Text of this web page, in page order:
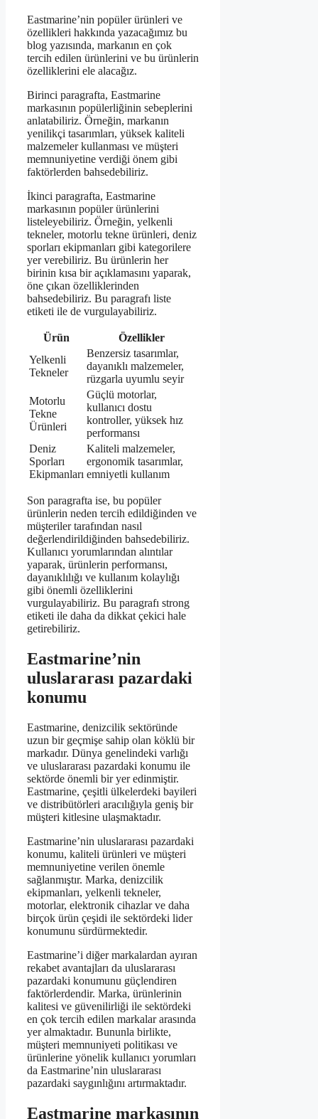
Eastmarine’nin popüler ürünleri ve
özellikleri hakkında yazacağımız bu
blog yazısında, markanın en çok
tercih edilen ürünlerini ve bu ürünlerin
özelliklerini ele alacağız.
Birinci paragrafta, Eastmarine
markasının popülerliğinin sebeplerini
anlatabiliriz. Örneğin, markanın
yenilikçi tasarımları, yüksek kaliteli
malzemeler kullanması ve müşteri
memnuniyetine verdiği önem gibi
faktörlerden bahsedebiliriz.
İkinci paragrafta, Eastmarine
markasının popüler ürünlerini
listeleyebiliriz. Örneğin, yelkenli
tekneler, motorlu tekne ürünleri, deniz
sporları ekipmanları gibi kategorilere
yer verebiliriz. Bu ürünlerin her
birinin kısa bir açıklamasını yaparak,
öne çıkan özelliklerinden
bahsedebiliriz. Bu paragrafı liste
etiketi ile de vurgulayabiliriz.
Ürün
Özellikler
Yelkenli
Tekneler
Benzersiz tasarımlar,
dayanıklı malzemeler,
rüzgarla uyumlu seyir
Motorlu
Tekne
Ürünleri
Güçlü motorlar,
kullanıcı dostu
kontroller, yüksek hız
performansı
Deniz
Sporları
Ekipmanları
Kaliteli malzemeler,
ergonomik tasarımlar,
emniyetli kullanım
Son paragrafta ise, bu popüler
ürünlerin neden tercih edildiğinden ve
müşteriler tarafından nasıl
değerlendirildiğinden bahsedebiliriz.
Kullanıcı yorumlarından alıntılar
yaparak, ürünlerin performansı,
dayanıklılığı ve kullanım kolaylığı
gibi önemli özelliklerini
vurgulayabiliriz. Bu paragrafı strong
etiketi ile daha da dikkat çekici hale
getirebiliriz.
Eastmarine’nin
uluslararası pazardaki
konumu
Eastmarine, denizcilik sektöründe
uzun bir geçmişe sahip olan köklü bir
markadır. Dünya genelindeki varlığı
ve uluslararası pazardaki konumu ile
sektörde önemli bir yer edinmiştir.
Eastmarine, çeşitli ülkelerdeki bayileri
ve distribütörleri aracılığıyla geniş bir
müşteri kitlesine ulaşmaktadır.
Eastmarine’nin uluslararası pazardaki
konumu, kaliteli ürünleri ve müşteri
memnuniyetine verilen önemle
sağlanmıştır. Marka, denizcilik
ekipmanları, yelkenli tekneler,
motorlar, elektronik cihazlar ve daha
birçok ürün çeşidi ile sektördeki lider
konumunu sürdürmektedir.
Eastmarine’i diğer markalardan ayıran
rekabet avantajları da uluslararası
pazardaki konumunu güçlendiren
faktörlerdendir. Marka, ürünlerinin
kalitesi ve güvenilirliği ile sektördeki
en çok tercih edilen markalar arasında
yer almaktadır. Bununla birlikte,
müşteri memnuniyeti politikası ve
ürünlerine yönelik kullanıcı yorumları
da Eastmarine’nin uluslararası
pazardaki saygınlığını artırmaktadır.
Eastmarine markasının